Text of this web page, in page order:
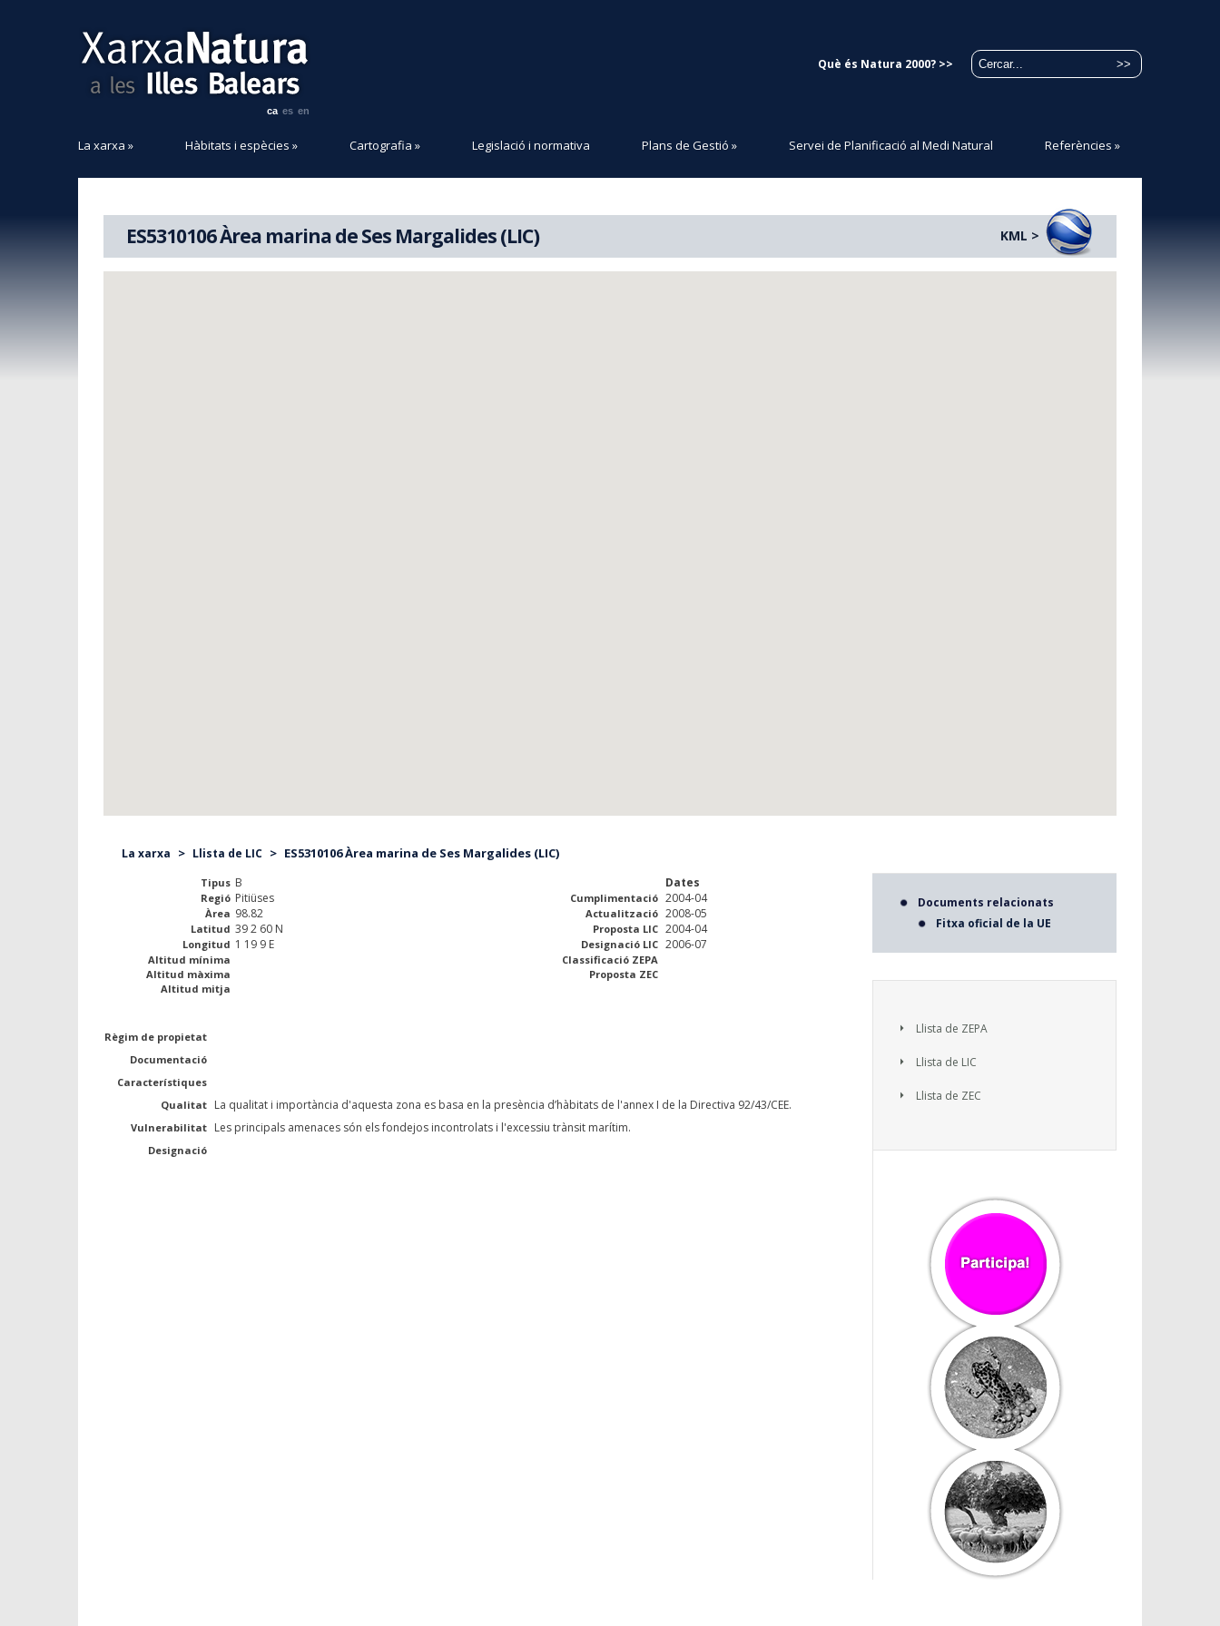
ca es en
Què és Natura 2000? >>
La xarxa » Hàbitats i espècies » Cartografia » Legislació i normativa Plans de Gestió » Servei de Planificació al Medi Natural Referències »
ES5310106 Àrea marina de Ses Margalides (LIC) KML >
La xarxa > Llista de LIC > ES5310106 Àrea marina de Ses Margalides (LIC)
Tipus B
Regió Pitiüses
Àrea 98.82
Latitud 39 2 60 N
Longitud 1 19 9 E
Altitud mínima
Altitud màxima
Altitud mitja
Dates
Cumplimentació 2004-04
Actualització 2008-05
Proposta LIC 2004-04
Designació LIC 2006-07
Classificació ZEPA
Proposta ZEC
Règim de propietat
Documentació
Característiques
Qualitat La qualitat i importància d'aquesta zona es basa en la presència d’hàbitats de l'annex I de la Directiva 92/43/CEE.
Vulnerabilitat Les principals amenaces són els fondejos incontrolats i l'excessiu trànsit marítim.
Designació
Documents relacionats
Fitxa oficial de la UE
Llista de ZEPA
Llista de LIC
Llista de ZEC